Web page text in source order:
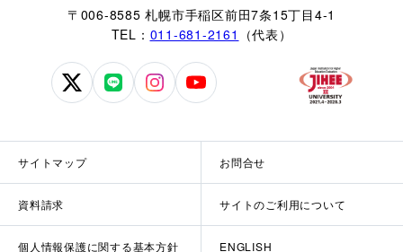
〒006-8585 札幌市手稲区前田7条15丁目4-1
TEL： 011-681-2161 （代表）
北
科
学
公
北
学
公
北
学
公
北
学
サイトマップ お問合せ
資料請求 サイトのご利用について
個人情報保護に関する基本方針 ENGLISH